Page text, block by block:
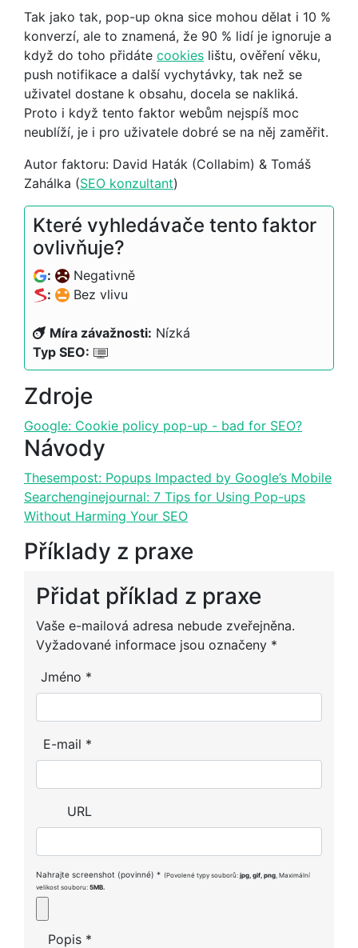
Tak jako tak, pop-up okna sice mohou dělat i 10 %
konverzí, ale to znamená, že 90 % lidí je ignoruje a
když do toho přidáte cookies lištu, ověření věku,
push notifikace a další vychytávky, tak než se
uživatel dostane k obsahu, docela se nakliká.
Proto i když tento faktor webům nejspíš moc
neublíží, je i pro uživatele dobré se na něj zaměřit.
Autor faktoru: David Haták (Collabim) & Tomáš
Zahálka (SEO konzultant)
Které vyhledávače tento faktor
ovlivňuje?
:
Negativně
:
Bez vlivu
Míra závažnosti: Nízká
Typ SEO:
Zdroje
Google: Cookie policy pop-up - bad for SEO?
Návody
Thesempost: Popups Impacted by Google’s Mobile
Searchenginejournal: 7 Tips for Using Pop-ups
Without Harming Your SEO
Příklady z praxe
Přidat příklad z praxe
Alternative:
Vaše e-mailová adresa nebude zveřejněna.
Vyžadované informace jsou označeny *
Jméno *
E-mail *
URL
Nahrajte screenshot (povinné) * (Povolené typy souborů: jpg, gif, png , Maximální
velikost souboru: 5MB.
Popis *